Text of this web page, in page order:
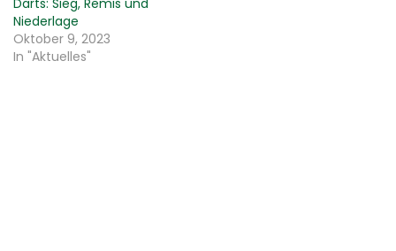
Darts: Sieg, Remis und
Niederlage
Oktober 9, 2023
In "Aktuelles"